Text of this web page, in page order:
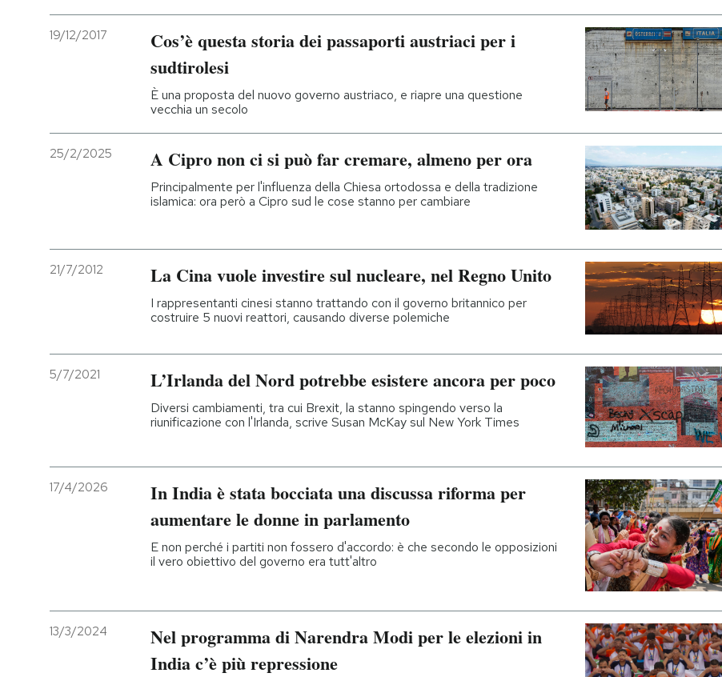
Entra
19/12/2017
Cos’è questa storia dei passaporti austriaci per i
sudtirolesi
È una proposta del nuovo governo austriaco, e riapre una questione
vecchia un secolo
25/2/2025 A Cipro non ci si può far cremare, almeno per ora
Principalmente per l'influenza della Chiesa ortodossa e della tradizione
islamica: ora però a Cipro sud le cose stanno per cambiare
21/7/2012 La Cina vuole investire sul nucleare, nel Regno Unito
I rappresentanti cinesi stanno trattando con il governo britannico per
costruire 5 nuovi reattori, causando diverse polemiche
5/7/2021 L’Irlanda del Nord potrebbe esistere ancora per poco
Diversi cambiamenti, tra cui Brexit, la stanno spingendo verso la
riunificazione con l'Irlanda, scrive Susan McKay sul New York Times
17/4/2026
In India è stata bocciata una discussa riforma per
aumentare le donne in parlamento
E non perché i partiti non fossero d'accordo: è che secondo le opposizioni
il vero obiettivo del governo era tutt'altro
13/3/2024
Nel programma di Narendra Modi per le elezioni in
India c’è più repressione